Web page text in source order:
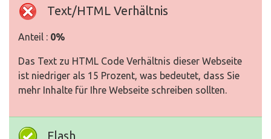
Text/HTML Verhältnis
Anteil : 0%
Das Text zu HTML Code Verhältnis dieser Webseite
ist niedriger als 15 Prozent, was bedeutet, dass Sie
mehr Inhalte für Ihre Webseite schreiben sollten.
Flash